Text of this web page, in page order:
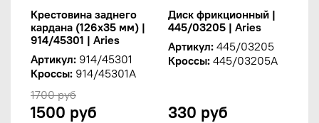
Крестовина заднего
кардана (126х35 мм) |
914/45301 | Aries
Артикул: 914/45301
Кроссы: 914/45301A
1700 руб
1500 руб
Диск фрикционный |
445/03205 | Aries
Артикул: 445/03205
Кроссы: 445/03205A
330 руб